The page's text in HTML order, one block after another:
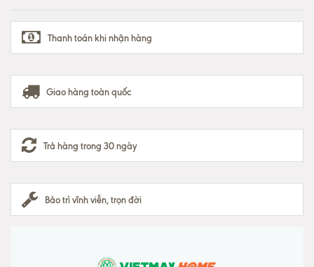
Thanh toán khi nhận hàng
Giao hàng toàn quốc
Trả hàng trong 30 ngày
Bảo trì vĩnh viễn, trọn đời